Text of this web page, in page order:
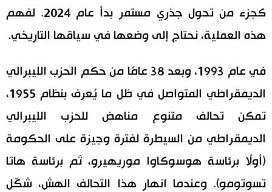
كجزء من تحول جذري مستمر بدأ عام 2024. لفهم
هذه العملية، نحتاج إلى وضعها في سياقها التاريخي.
في عام 1993، وبعد 38 عامًا من حكم الحزب الليبرالي
الديمقراطي المتواصل في ظل ما يُعرف بنظام 1955،
تمكن تحالف متنوع مناهض للحزب الليبرالي
الديمقراطي من السيطرة لفترة وجيزة على الحكومة
(أولًا برئاسة هوسوكاوا موريهيرو، ثم برئاسة هاتا
تسوتومو). وعندما انهار هذا التحالف الهش، شكّل